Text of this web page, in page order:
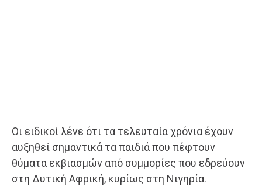
Οι ειδικοί λένε ότι τα τελευταία χρόνια έχουν
αυξηθεί σημαντικά τα παιδιά που πέφτουν
θύματα εκβιασμών από συμμορίες που εδρεύουν
στη Δυτική Αφρική, κυρίως στη Νιγηρία.